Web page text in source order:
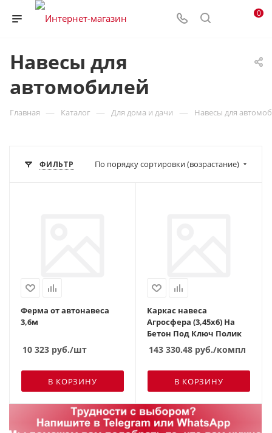
0
Навесы для
автомобилей
Главная — Каталог — Для дома и дачи — Навесы для
ФИЛЬТР По порядку сортировки (возрастание)
Ферма от автонавеса
3,6м
10 323 руб./шт
В КОРЗИНУ
Каркас навеса
Агросфера (3,45х6) На
Бетон Под Ключ Полик
143 330.48 руб./компл
В КОРЗИНУ